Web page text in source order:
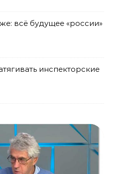
всё будущее «россии»
инспекторские